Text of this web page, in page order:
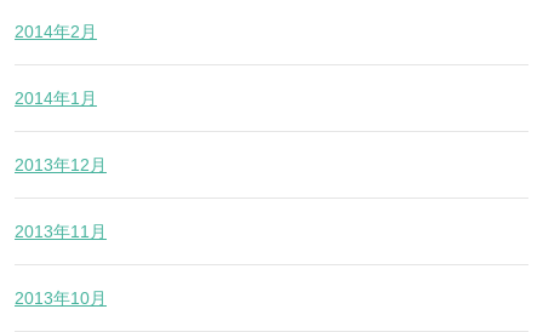
2014年2月
2014年1月
2013年12月
2013年11月
2013年10月